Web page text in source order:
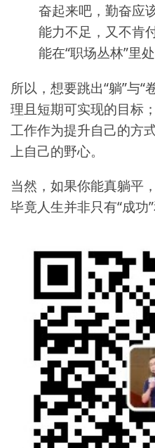
奋起来吧，勤奋应
能力不足，又不肯
能在“职场丛林”里处
所以，想要跳出“躺”与“
理且短期可实现的目标
工作作为提升自己的方
上自己的野心。
当然，如果你能真躺平
毕竟人生并非只有“成功”